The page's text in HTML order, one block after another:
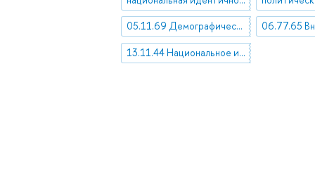
05.11.69 Демографическая политика
13.11.44 Национальное и интернациональное в культуре. Национальная идентичность и взаимодействие культур